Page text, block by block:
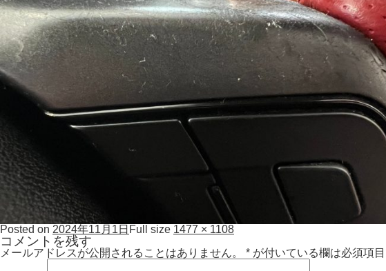
Posted on 2024年11月1日 Full size 1477 × 1108
コメントを残す
メールアドレスが公開されることはありません。 * が付いている欄は必須項